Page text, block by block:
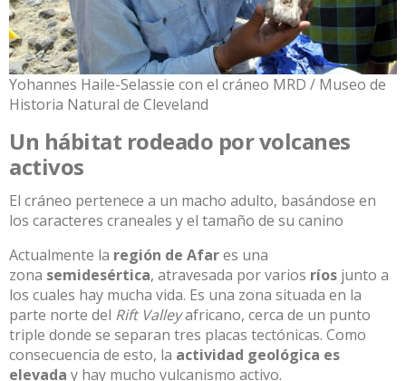
Yohannes Haile-Selassie con el cráneo MRD / Museo de
Historia Natural de Cleveland
Un hábitat rodeado por volcanes
activos
El cráneo pertenece a un macho adulto, basándose en
los caracteres craneales y el tamaño de su canino
Actualmente la región de Afares una
zona semidesértica, atravesada por varios ríos junto a
los cuales hay mucha vida. Es una zona situada en la
parte norte del Rift Valleyafricano, cerca de un punto
triple donde se separan tres placas tectónicas. Como
consecuencia de esto, la actividad geológica es
elevada y hay mucho vulcanismo activo.